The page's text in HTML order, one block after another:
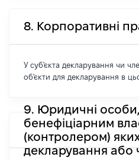
8. Корпоративні
У суб'єкта декларування чи
об'єкти для декларування в
9. Юридичні
бенефіціарним
(контролером) яких
декларування або